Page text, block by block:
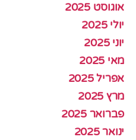
אוגוסט 2025
יולי 2025
יוני 2025
מאי 2025
אפריל 2025
מרץ 2025
פברואר 2025
ינואר 2025